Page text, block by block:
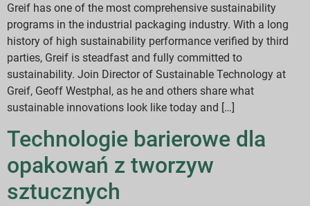
Greif has one of the most comprehensive sustainability
programs in the industrial packaging industry. With a long
history of high sustainability performance verified by third
parties, Greif is steadfast and fully committed to
sustainability. Join Director of Sustainable Technology at
Greif, Geoff Westphal, as he and others share what
sustainable innovations look like today and […]
Technologie barierowe dla
opakowań z tworzyw
sztucznych